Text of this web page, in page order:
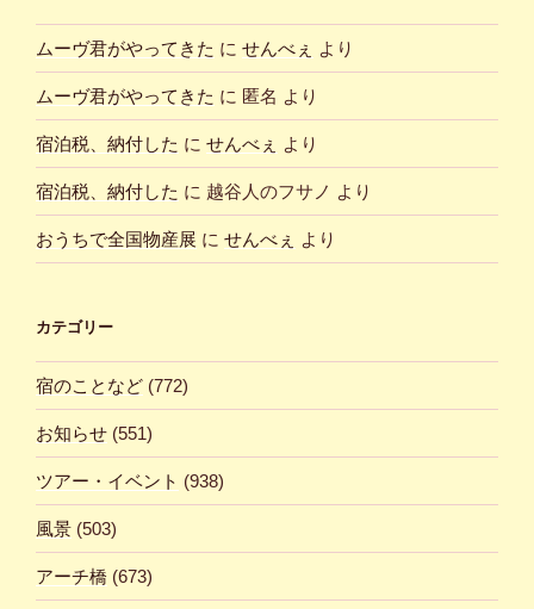
ムーヴ君がやってきた に せんべぇ より
ムーヴ君がやってきた に 匿名 より
宿泊税、納付した に せんべぇ より
宿泊税、納付した に 越谷人のフサノ より
おうちで全国物産展 に せんべぇ より
カテゴリー
宿のことなど (772)
お知らせ (551)
ツアー・イベント (938)
風景 (503)
アーチ橋 (673)